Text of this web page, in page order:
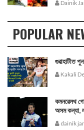
Dainik
POPULAR
গুৱাহাটীত
Kakali
কমনৱেলথ
অসম কন্যা,
dainik